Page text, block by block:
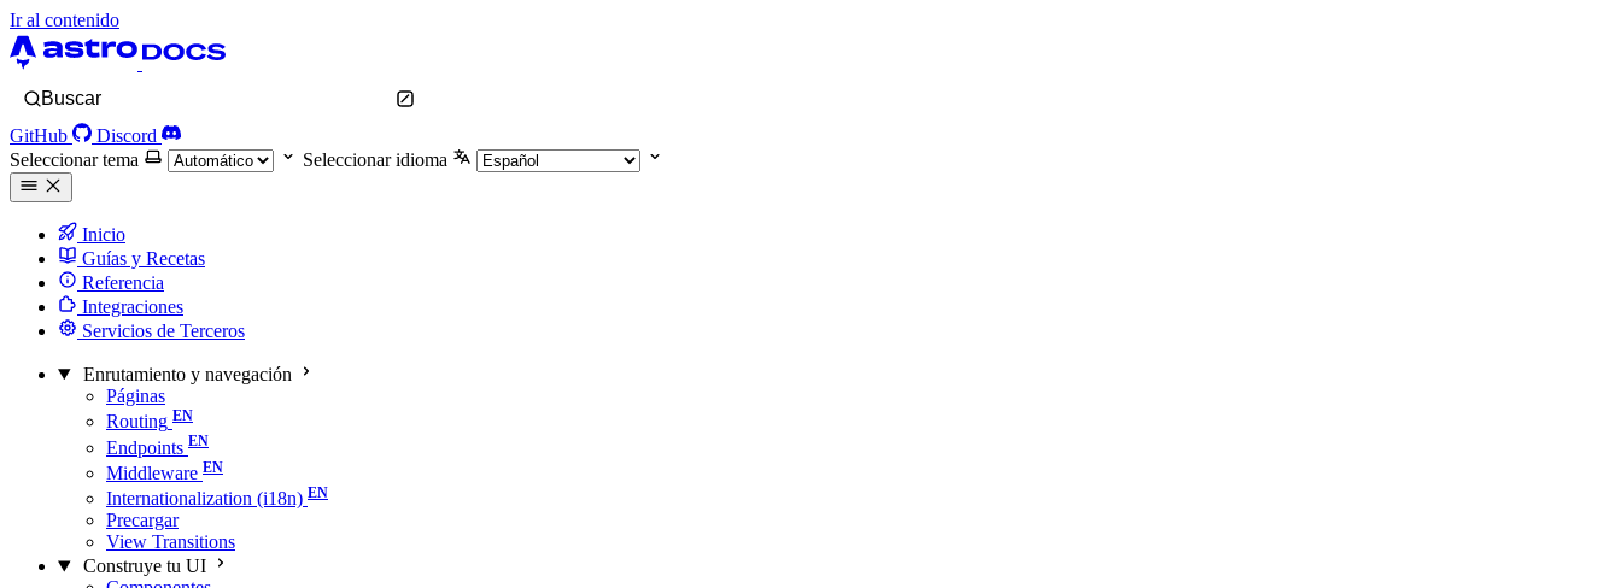
Ir al contenido
Buscar
GitHub
Discord
Seleccionar tema
Seleccionar idioma
Inicio
Guías y Recetas
Referencia
Integraciones
Servicios de Terceros
Enrutamiento y navegación
Páginas
Routing
Endpoints
Middleware
Internationalization (i18n)
Precargar
View Transitions
Construye tu UI